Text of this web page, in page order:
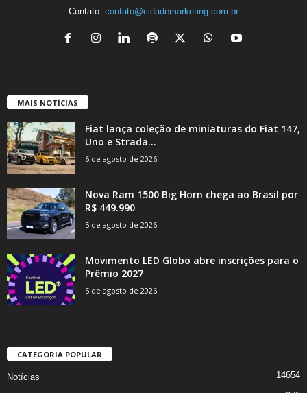
Contato: contato@cidademarketing.com.br
MAIS NOTÍCIAS
Fiat lança coleção de miniaturas do Fiat 147,
Uno e Strada...
6 de agosto de 2026
Nova Ram 1500 Big Horn chega ao Brasil por
R$ 449.990
5 de agosto de 2026
Movimento LED Globo abre inscrições para o
Prêmio 2027
5 de agosto de 2026
CATEGORIA POPULAR
Notícias 14654